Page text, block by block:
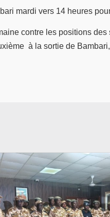
mardi vers 14 heures
contre les positions
à la sortie de